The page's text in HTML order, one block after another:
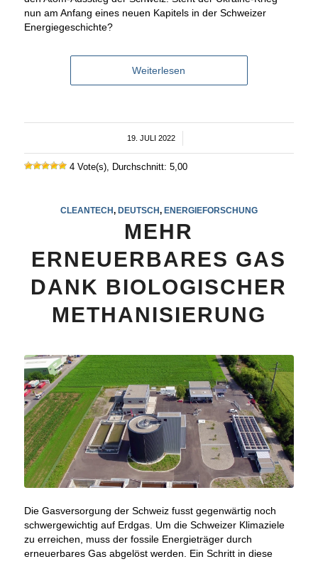
nun am Anfang eines neuen Kapitels in der Schweizer
Energiegeschichte?
Weiterlesen
19. JULI 2022
4 Vote(s), Durchschnitt: 5,00
CLEANTECH, DEUTSCH, ENERGIEFORSCHUNG
MEHR
ERNEUERBARES GAS
DANK BIOLOGISCHER
METHANISIERUNG
Die Gasversorgung der Schweiz fusst gegenwärtig noch
schwergewichtig auf Erdgas. Um die Schweizer Klimaziele
zu erreichen, muss der fossile Energieträger durch
erneuerbares Gas abgelöst werden. Ein Schritt in diese